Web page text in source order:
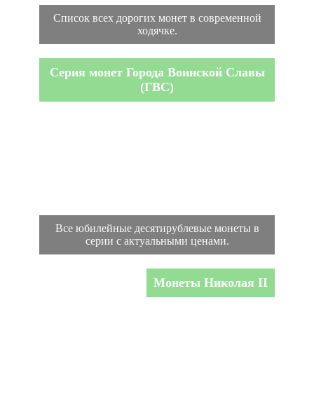
Список всех дорогих монет в современной
ходячке.
Серия монет Города Воинской Славы
(ГВС)
Все юбилейные десятирублевые монеты в
серии с актуальными ценами.
Монеты Николая II